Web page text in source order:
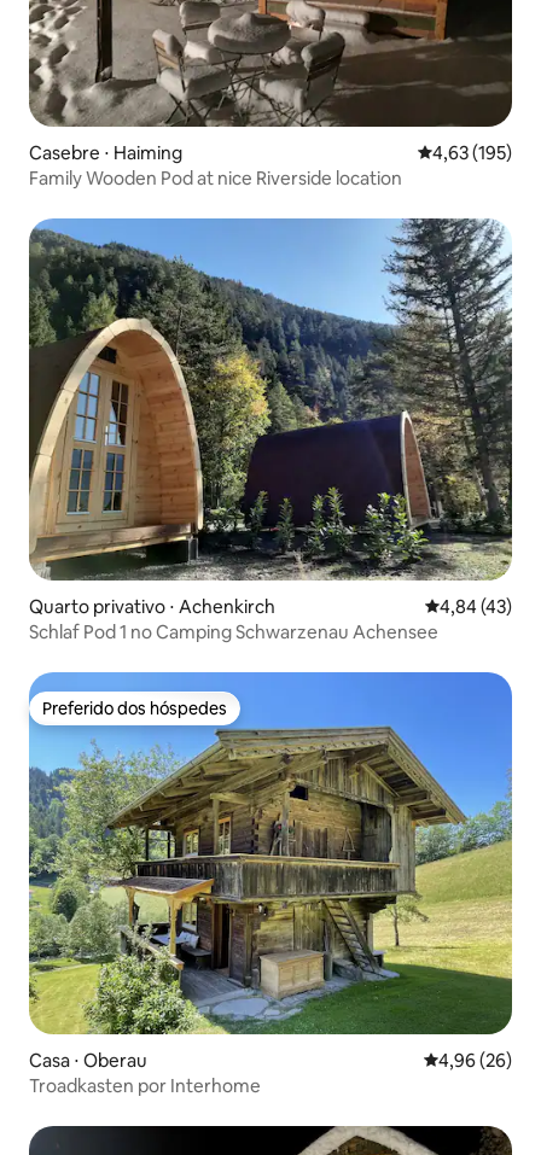
Casebre ⋅ Haiming 4,63 de uma
4,63 (195)
Family Wooden Pod at nice Riverside location
Quarto privativo ⋅ Achenkirch 4,84 de uma
4,84 (43)
Schlaf Pod 1 no Camping Schwarzenau Achensee
Preferido dos hóspedes
Preferido dos hóspedes
Casa ⋅ Oberau 4,96 de uma
4,96 (26)
Troadkasten por Interhome